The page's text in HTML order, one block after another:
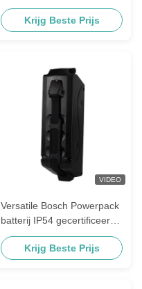
Weerbestendige LED-
display 4-stap
Krijg Beste Prijs
VIDEO
Versatile Bosch Powerpack
batterij IP54 gecertificeerd
voor extreme temperaturen
Krijg Beste Prijs